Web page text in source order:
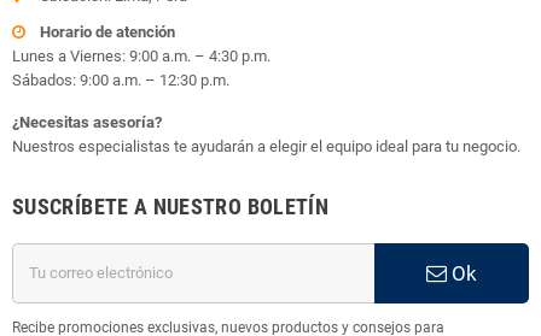
Horario de atención
Lunes a Viernes: 9:00 a.m. – 4:30 p.m.
Sábados: 9:00 a.m. – 12:30 p.m.
¿Necesitas asesoría?
Nuestros especialistas te ayudarán a elegir el equipo ideal para tu negocio.
SUSCRÍBETE A NUESTRO BOLETÍN
Ok
Recibe promociones exclusivas, nuevos productos y consejos para